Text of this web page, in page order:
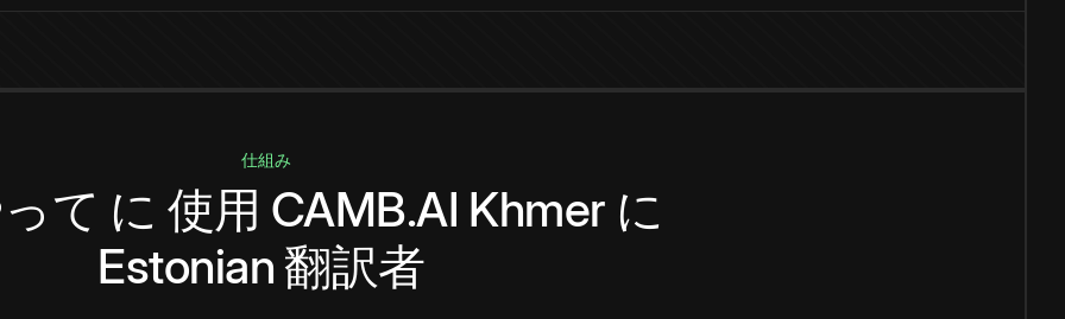
仕組み
て に 使用 CAMB.AI Khmer に
Estonian 翻訳者